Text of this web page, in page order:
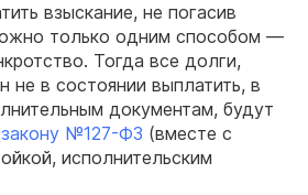
взыскание, не погасив
только одним способом —
Тогда все долги,
не в состоянии выплатить, в
документам, будут
закону №127-ФЗ (вместе с
исполнительским